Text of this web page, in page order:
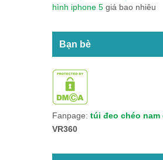
hình iphone 5 giá bao nhiêu
Bạn bè
Fanpage: túi đeo chéo nam
VR360